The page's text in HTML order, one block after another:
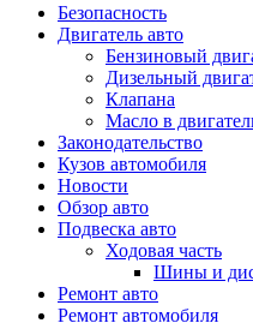
Безопасность
Двигатель авто
Бензиновый
Дизельный
Клапана
Масло в
Законодательство
Кузов автомобиля
Новости
Обзор авто
Подвеска авто
Ходовая часть
Шины и
Ремонт авто
Ремонт автомобиля